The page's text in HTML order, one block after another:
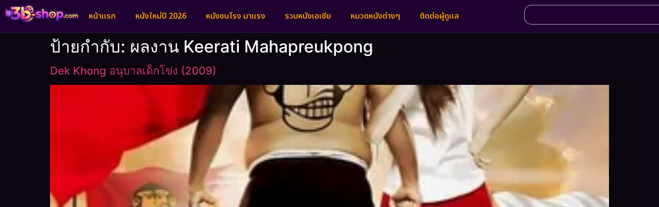
หน้าแรก หนังใหม่ปี 2026 หนังชนโรง มาแรง รวมหนังเอเชีย หมวดหนังต่างๆ ติดต่อผู้ดูแล
ป้ายกำกับ: ผลงาน Keerati Mahapreukpong
Dek Khong อนุบาลเด็กโข่ง (2009)